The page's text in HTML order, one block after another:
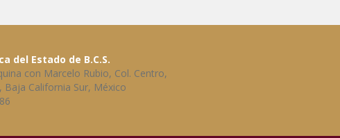
del Estado de B.C.S.
con Marcelo Rubio, Col. Centro,
Baja California Sur, México